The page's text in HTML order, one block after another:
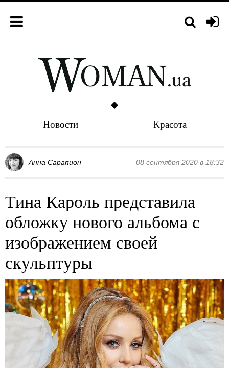
Новости Красота
Анна Сарапион 08 сентября 2020 в 18:32
Тина Кароль представила
обложку нового альбома с
изображением своей
скульптуры